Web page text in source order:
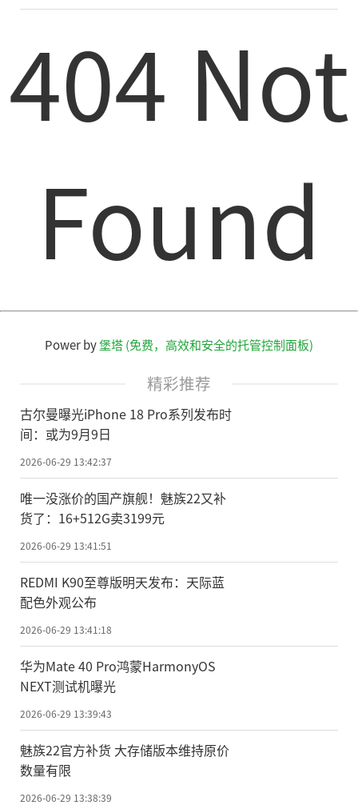
404 Not
Found
Power by堡塔 (免费，高效和安全的托管控制面板)
精彩推荐
古尔曼曝光iPhone 18 Pro系列发布时
间：或为9月9日
2026-06-29 13:42:37
唯一没涨价的国产旗舰！魅族22又补
货了：16+512G卖3199元
2026-06-29 13:41:51
REDMI K90至尊版明天发布：天际蓝
配色外观公布
2026-06-29 13:41:18
华为Mate 40 Pro鸿蒙HarmonyOS
NEXT测试机曝光
2026-06-29 13:39:43
魅族22官方补货 大存储版本维持原价
数量有限
2026-06-29 13:38:39